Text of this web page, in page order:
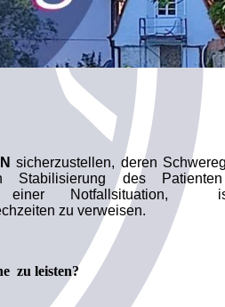
sicherzustellen, deren
des
einer
zu verweisen.
zu leisten?